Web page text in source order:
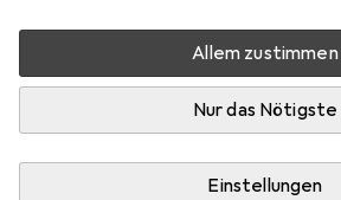
Allem zustimmen
Nur das Nötigste
Einstellungen
Zwischen Di, 11.8. und Do, 13.8.
Lieferort angeben für genaue
In den